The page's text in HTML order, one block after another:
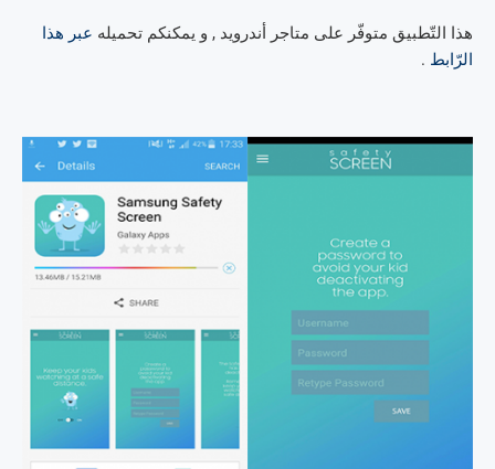
هذا التّطبيق متوفّر على متاجر أندرويد , و يمكنكم تحميله عبر هذا
الرّابط .